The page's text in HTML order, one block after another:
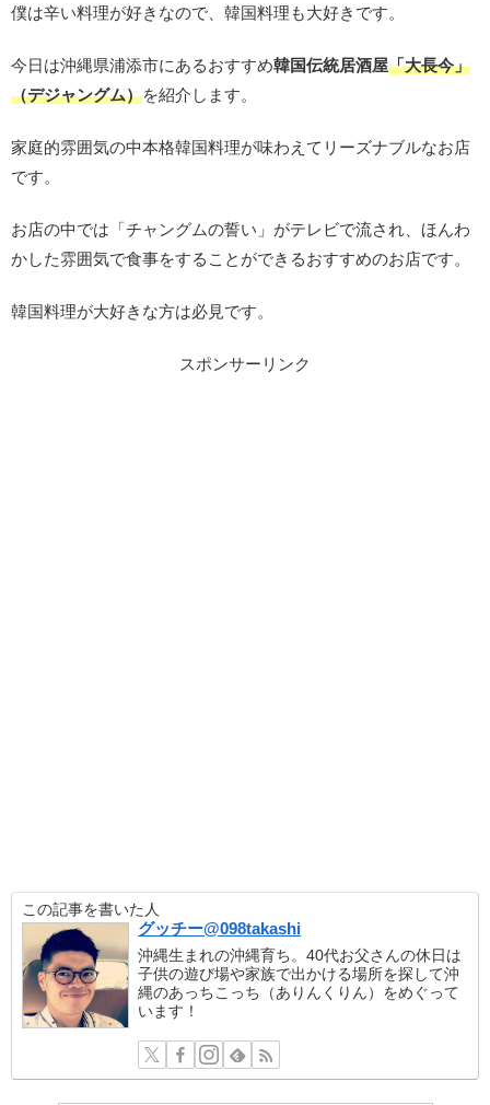
僕は辛い料理が好きなので、韓国料理も大好きです。
今日は沖縄県浦添市にあるおすすめ韓国伝統居酒屋「大長今」
（デジャングム）を紹介します。
家庭的雰囲気の中本格韓国料理が味わえてリーズナブルなお店
です。
お店の中では「チャングムの誓い」がテレビで流され、ほんわ
かした雰囲気で食事をすることができるおすすめのお店です。
韓国料理が大好きな方は必見です。
スポンサーリンク
この記事を書いた人
グッチー@098takashi
沖縄生まれの沖縄育ち。40代お父さんの休日は
子供の遊び場や家族で出かける場所を探して沖
縄のあっちこっち（ありんくりん）をめぐって
います！